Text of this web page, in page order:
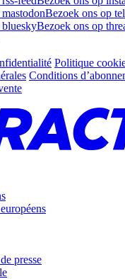
Bezoek ons op
Bezoek ons op
Politique
Conditions
presse